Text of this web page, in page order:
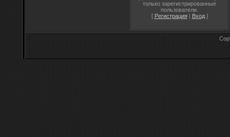
только зарегистрированные
пользователи.
[ Регистрация| Вход]